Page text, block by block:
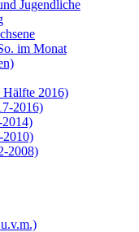
Jugendliche
im Monat
Hälfte 2016)
2016)
2014)
2010)
2008)